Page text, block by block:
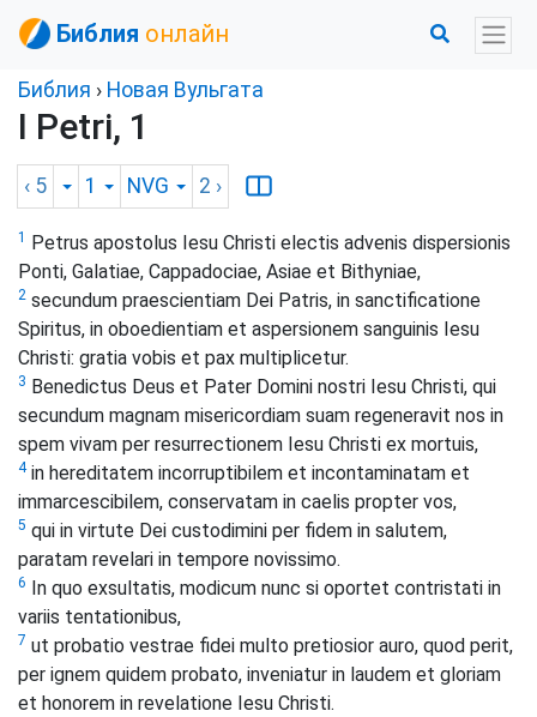
Библия онлайн
Библия › Новая Вульгата
I Petri, 1
‹ 5 1 NVG 2 ›
1
Petrus apostolus Iesu Christi electis advenis dispersionis
Ponti, Galatiae, Cappadociae, Asiae et Bithyniae,
2 secundum praescientiam Dei Patris, in sanctificatione
Spiritus, in oboedientiam et aspersionem sanguinis Iesu
Christi: gratia vobis et pax multiplicetur.
3 Benedictus Deus et Pater Domini nostri Iesu Christi, qui
secundum magnam misericordiam suam regeneravit nos in
spem vivam per resurrectionem Iesu Christi ex mortuis,
4in hereditatem incorruptibilem et incontaminatam et
immarcescibilem, conservatam in caelis propter vos,
5 qui in virtute Dei custodimini per fidem in salutem,
paratam revelari in tempore novissimo.
6
In quo exsultatis, modicum nunc si oportet contristati in
variis tentationibus,
7 ut probatio vestrae fidei multo pretiosior auro, quod perit,
per ignem quidem probato, inveniatur in laudem et gloriam
et honorem in revelatione Iesu Christi.